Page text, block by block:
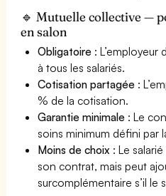
🔹 Mutuelle collective —
en salon
Obligatoire :
à tous les salariés.
Cotisation partagée :
% de la cotisation.
Garantie minimale : Le
soins minimum défini par
Moins de choix : Le
son contrat, mais peut
surcomplémentaire s’il le